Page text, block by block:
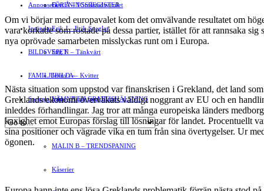
FÖRENINGSREGISTER
Gert Å – I Småstadsvimlet
Erik J – Erik Speglar
Stig N – Tänkvärt
Jenny A – Kvitter
Yrsa – Hand med Hund
Hvilan – Trädgårdstips
MALIN B – TRENDSPANING
Kåserier
Annonsera
Insändare
BILDSVEPET
FAMILJEBILD »
LÄMNA EN GRATTISHÄLSNING
Spegeln Info
Om vi börjar med europavalet kom det omvälvande resultatet om
vara korkade som röstade på dessa partier, istället för att rannsaka
nya oprövade samarbeten misslyckas runt om i Europa.
Nästa situation som uppstod var finanskrisen i Grekland, det land
Greklands ekonomi övervakats väldigt noggrant av EU och en
inleddes förhandlingar. Jag tror att många europeiska länders
kaxighet emot Europas förslag till lösningar för landet. Procentuellt
sina positioner och vägrade vika en tum från sina övertygelser. Ur
ögonen.